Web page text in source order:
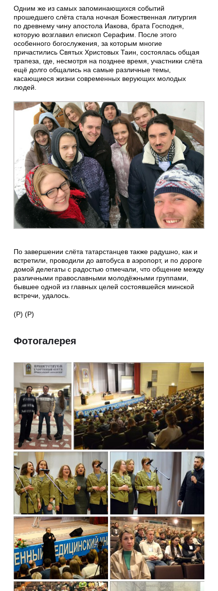
Одним же из самых запоминающихся событий
прошедшего слёта стала ночная Божественная литургия
по древнему чину апостола Иакова, брата Господня,
которую возглавил епископ Серафим. После этого
особенного богослужения, за которым многие
причастились Святых Христовых Таин, состоялась общая
трапеза, где, несмотря на позднее время, участники слёта
ещё долго общались на самые различные темы,
касающиеся жизни современных верующих молодых
людей.
По завершении слёта татарстанцев также радушно, как и
встретили, проводили до автобуса в аэропорт, и по дороге
домой делегаты с радостью отмечали, что общение между
различными православными молодёжными группами,
бывшее одной из главных целей состоявшейся минской
встречи, удалось.
(Р) (Р)
Фотогалерея